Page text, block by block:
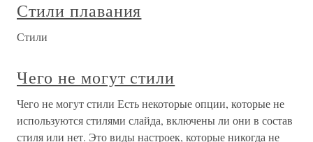
Стили плавания
Стили
Чего не могут стили
Чего не могут стили Есть некоторые опции, которые не
используются стилями слайда, включены ли они в состав
стиля или нет. Это виды настроек, которые никогда не